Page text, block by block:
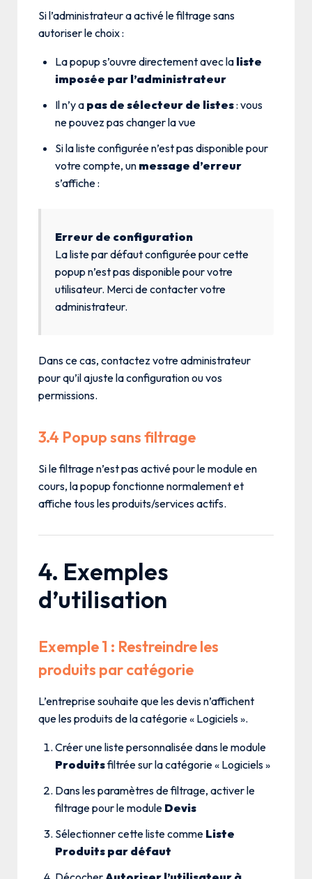
Si l’administrateur a activé le filtrage sans
autoriser le choix :
La popup s’ouvre directement avec la liste
imposée par l’administrateur
Il n’y a pas de sélecteur de listes: vous
ne pouvez pas changer la vue
Si la liste configurée n’est pas disponible pour
votre compte, un message d’erreur
s’affiche :
Erreur de configuration
La liste par défaut configurée pour cette
popup n’est pas disponible pour votre
utilisateur. Merci de contacter votre
administrateur.
Dans ce cas, contactez votre administrateur
pour qu’il ajuste la configuration ou vos
permissions.
3.4 Popup sans filtrage
Si le filtrage n’est pas activé pour le module en
cours, la popup fonctionne normalement et
affiche tous les produits/services actifs.
4. Exemples
d’utilisation
Exemple 1 : Restreindre les
produits par catégorie
L’entreprise souhaite que les devis n’affichent
que les produits de la catégorie « Logiciels ».
Créer une liste personnalisée dans le module
Produitsfiltrée sur la catégorie « Logiciels »
Dans les paramètres de filtrage, activer le
filtrage pour le module Devis
Sélectionner cette liste comme Liste
Produits par défaut